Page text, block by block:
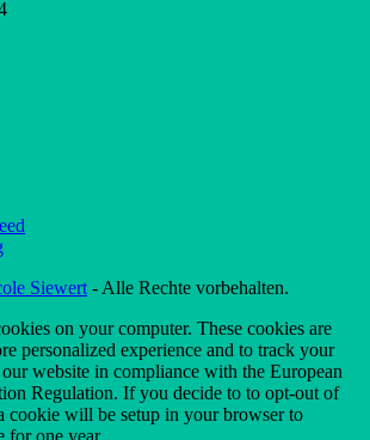
Siewert - Alle Rechte vorbehalten.
on your computer. These cookies are
personalized experience and to track your
website in compliance with the European
Regulation. If you decide to to opt-out of
cookie will be setup in your browser to